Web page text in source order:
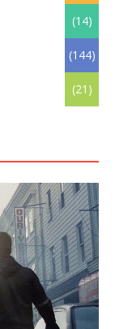
(14)
(144)
(21)